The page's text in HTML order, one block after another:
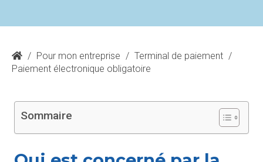
/ Pour mon entreprise / Terminal de paiement /
Paiement électronique obligatoire
Sommaire